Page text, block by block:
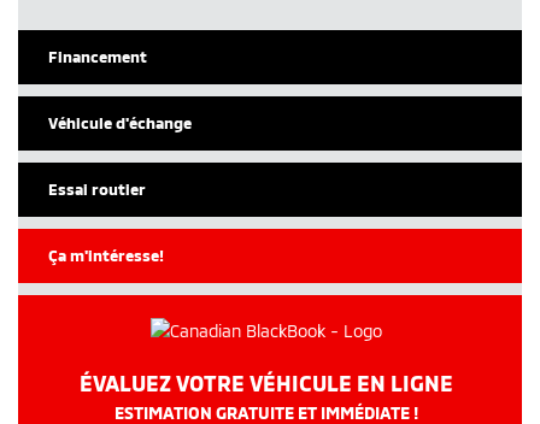
Financement
Véhicule d'échange
Essai routier
Ça m'intéresse!
ÉVALUEZ VOTRE VÉHICULE EN LIGNE
ESTIMATION GRATUITE ET IMMÉDIATE !